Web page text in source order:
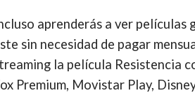
aprenderás a ver
sin necesidad de pagar
la película Resistencia
Premium, Movistar Play,